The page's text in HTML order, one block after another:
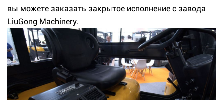
вы можете заказать закрытое исполнение с завода
LiuGong Machinery.